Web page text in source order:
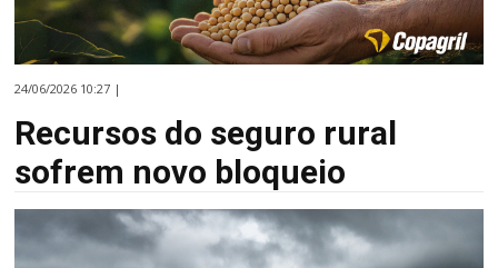
24/06/2026 10:27 |
Recursos do seguro rural
sofrem novo bloqueio